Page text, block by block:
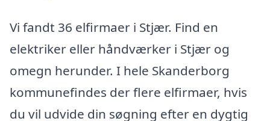
Vi fandt 36 elfirmaer i Stjær. Find en
elektriker eller håndværker i Stjær og
omegn herunder. I hele Skanderborg
kommunefindes der flere elfirmaer, hvis
du vil udvide din søgning efter en dygtig